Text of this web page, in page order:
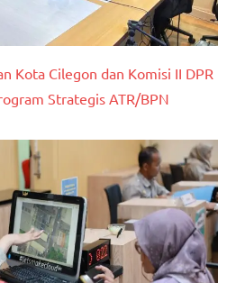
Kota Cilegon dan Komisi II DPR
Strategis ATR/BPN